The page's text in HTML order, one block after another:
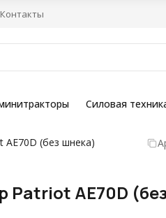
Контакты
Силовая
(без шнека)
Patriot AE70D (без